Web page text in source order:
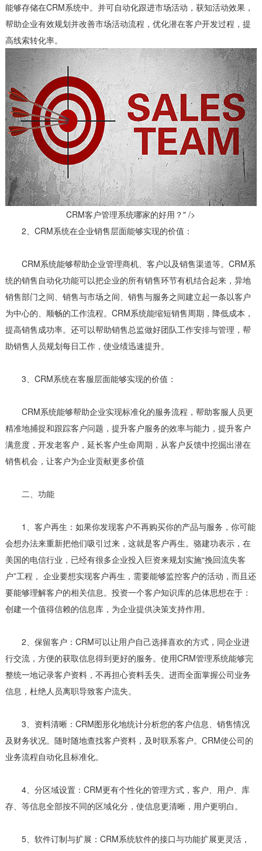
能够存储在CRM系统中。并可自动化跟进市场活动，获知活动效果，
帮助企业有效规划并改善市场活动流程，优化潜在客户开发过程，提
高线索转化率。
CRM客户管理系统哪家的好用？" />
2、CRM系统在企业销售层面能够实现的价值：
CRM系统能够帮助企业管理商机、客户以及销售渠道等。CRM系
统的销售自动化功能可以把企业的所有销售环节有机结合起来，异地
销售部门之间、销售与市场之间、销售与服务之间建立起一条以客户
为中心的、顺畅的工作流程。CRM系统能缩短销售周期，降低成本，
提高销售成功率。还可以帮助销售总监做好团队工作安排与管理，帮
助销售人员规划每日工作，使业绩迅速提升。
3、CRM系统在客服层面能够实现的价值：
CRM系统能够帮助企业实现标准化的服务流程，帮助客服人员更
精准地捕捉和跟踪客户问题，提升客户服务的效率与能力，提升客户
满意度，开发老客户，延长客户生命周期，从客户反馈中挖掘出潜在
销售机会，让客户为企业贡献更多价值
二、功能
1、客户再生：如果你发现客户不再购买你的产品与服务，你可能
会想办法来重新把他们吸引过来，这就是客户再生。骆建功表示，在
美国的电信行业，已经有很多企业投入巨资来规划实施“挽回流失客
户”工程， 企业要想实现客户再生，需要能够监控客户的活动，而且还
要能够理解客户的相关信息。投资一个客户知识库的总体思想在于：
创建一个值得信赖的信息库，为企业提供决策支持作用。
2、保留客户：CRM可以让用户自己选择喜欢的方式，同企业进
行交流，方便的获取信息得到更好的服务。使用CRM管理系统能够完
整统一地记录客户资料，不再担心资料丢失。进而全面掌握公司业务
信息，杜绝人员离职导致客户流失。
3、资料清晰：CRM图形化地统计分析您的客户信息、销售情况
及财务状况。随时随地查找客户资料，及时联系客户。CRM使公司的
业务流程自动化且标准化。
4、分区域设置：CRM更有个性化的管理方式，客户、用户、库
存、等信息全部按不同的区域化分，使信息更清晰，用户更明白。
5、软件订制与扩展：CRM系统软件的接口与功能扩展更灵活，